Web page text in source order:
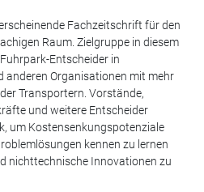
Fachzeitschrift für den
Raum. Zielgruppe in diesem
Entscheider in
anderen Organisationen mit mehr
Transportern. Vorstände,
und weitere Entscheider
um Kostensenkungspotenziale
kennen zu lernen
nichttechnische Innovationen zu